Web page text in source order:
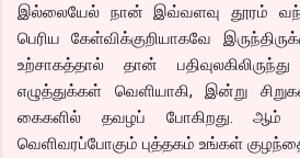
இல்லையேல் நான் இவ்வளவு தூரம்
பெரிய கேள்விக்குறியாகவே
உற்சாகத்தால் தான்
எழுத்துக்கள் வெளியாகி, இன்று
கைகளில் தவழப் போகிறது. ஆம்
வெளிவரப்போகும் புத்தகம் உங்கள்